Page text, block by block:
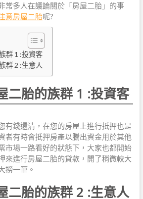
常多人在議論關於「房屋二胎」的事
意房屋二胎呢?
群 1 :投資客
群 2 :生意人
二胎的族群 1 :投資客
有錢還清，在您的房屋上進行抵押也是
者有時會抵押房產以騰出資金用於其他
市場一路看好的狀態下，大家也都開始
來進行房屋二胎的貸款，開了稍微較大
撈一筆。
二胎的族群 2 :生意人